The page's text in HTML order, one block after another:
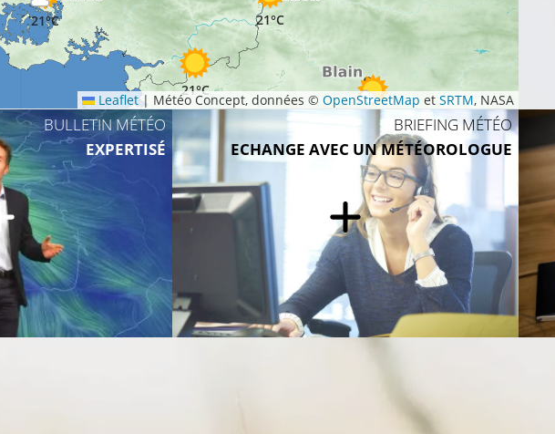
21°C
21°C 21°C
22°C
24°C
24°C
20°C
20°C
Leaflet | Météo Concept, données © OpenStreetMap et SRTM, NASA
BULLETIN MÉTÉO
EXPERTISÉ
BRIEFING MÉTÉO
ECHANGE AVEC UN MÉTÉOROLOGUE